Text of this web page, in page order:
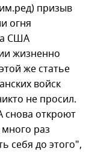
призыв
огня
США
жизненно
же статье
войск
не просил.
откроют
раз
себя до этого",